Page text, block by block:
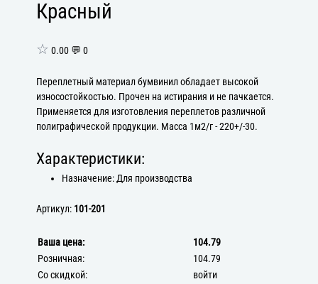
Красный
☆ 0.00 💬 0
Переплетный материал бумвинил обладает высокой
износостойкостью. Прочен на истирания и не пачкается.
Применяется для изготовления переплетов различной
полиграфической продукции. Масса 1м2/г - 220+/-30.
Характеристики:
Назначение: Для производства
Артикул: 101-201
Ваша цена:
104.79
Розничная:
104.79
Со скидкой:
войти